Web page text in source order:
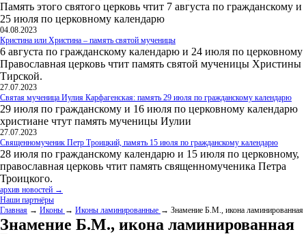
Память этого святого церковь чтит 7 августа по гражданскому и
25 июля по церковному календарю
04.08.2023
Кристина или Христина – память святой мученицы
6 августа по гражданскому календарю и 24 июля по церковному
Православная церковь чтит память святой мученицы Христины
Тирской.
27.07.2023
Святая мученица Иулия Карфагенская: память 29 июля по гражданскому календарю
29 июля по гражданскому и 16 июля по церковному календарю
христиане чтут память мученицы Иулии
27.07.2023
Священномученик Петр Троицкий, память 15 июля по гражданскому календарю
28 июля по гражданскому календарю и 15 июля по церковному,
православная церковь чтит память священномученика Петра
Троицкого.
архив новостей →
Наши партнёры
Главная → Иконы → Иконы ламинированные → Знамение Б.М., икона ламинированная
Знамение Б.М., икона ламинированная